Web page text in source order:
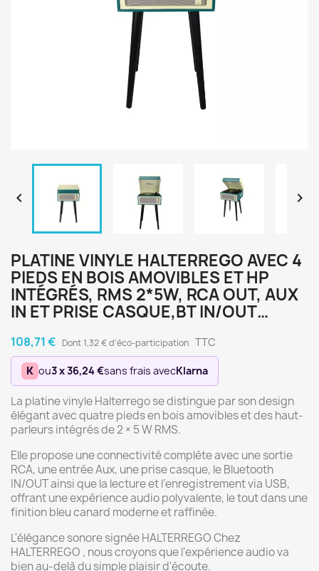
 
PLATINE VINYLE HALTERREGO AVEC 4
PIEDS EN BOIS AMOVIBLES ET HP
INTÉGRÉS, RMS 2*5W, RCA OUT, AUX
IN ET PRISE CASQUE,BT IN/OUT…
108,71 € Dont 1,32 € d'éco-participation TTC
K ou3 x 36,24 €sans frais avecKlarna
La platine vinyle Halterrego se distingue par son design
élégant avec quatre pieds en bois amovibles et des haut-
parleurs intégrés de 2 × 5 W RMS.
Elle propose une connectivité complète avec une sortie
RCA, une entrée Aux, une prise casque, le Bluetooth
IN/OUT ainsi que la lecture et l’enregistrement via USB,
offrant une expérience audio polyvalente, le tout dans une
finition bleu canard moderne et raffinée.
L'élégance sonore signée HALTERREGO Chez
HALTERREGO , nous croyons que l'expérience audio va
bien au-delà du simple plaisir d'écoute.